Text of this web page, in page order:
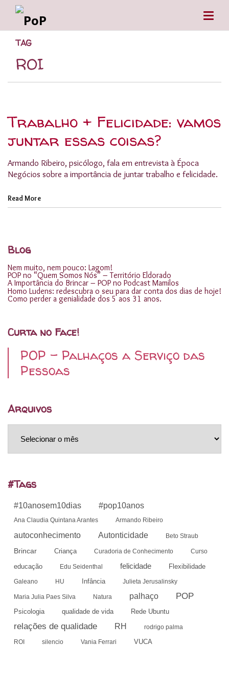
TAG
ROI
Trabalho + Felicidade: vamos
juntar essas coisas?
Armando Ribeiro, psicólogo, fala em entrevista à Época
Negócios sobre a importância de juntar trabalho e felicidade.
Read More
Blog
Nem muito, nem pouco: Lagom!
POP no “Quem Somos Nós” – Território Eldorado
A Importância do Brincar – POP no Podcast Mamilos
Homo Ludens: redescubra o seu para dar conta dos dias de hoje!
Como perder a genialidade dos 5 aos 31 anos.
Curta no Face!
POP - Palhaços a Serviço das
Pessoas
Arquivos
#Tags
#10anosem10dias #pop10anos
Ana Claudia Quintana Arantes Armando Ribeiro
autoconhecimento Autonticidade Beto Straub
Brincar Criança Curadoria de Conhecimento Curso
educação Edu Seidenthal felicidade Flexibilidade
Galeano HU Infância Julieta Jerusalinsky
Maria Julia Paes Silva Natura palhaço POP
Psicologia qualidade de vida Rede Ubuntu
relações de qualidade RH rodrigo palma
ROI silencio Vania Ferrari VUCA